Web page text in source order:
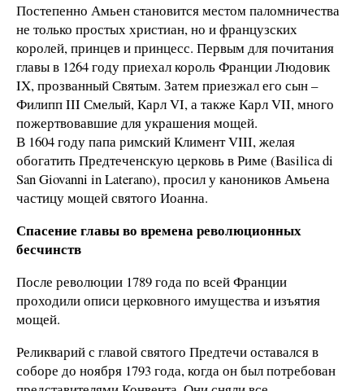
Постепенно Амьен становится местом паломничества
не только простых христиан, но и французских
королей, принцев и принцесс. Первым для почитания
главы в 1264 году приехал король Франции Людовик
IX, прозванный Святым. Затем приезжал его сын –
Филипп III Смелый, Карл VI, а также Карл VII, много
пожертвовавшие для украшения мощей.
В 1604 году папа римский Климент VIII, желая
обогатить Предтеченскую церковь в Риме (Basilica di
San Giovanni in Laterano), просил у каноников Амьена
частицу мощей святого Иоанна.
Спасение главы во времена революционных
бесчинств
После революции 1789 года по всей Франции
проходили описи церковного имущества и изъятия
мощей.
Реликварий с главой святого Предтечи оставался в
соборе до ноября 1793 года, когда он был потребован